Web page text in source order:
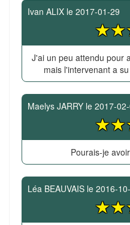
Ivan ALIX le 2017-01-29
J'ai un peu attendu pour
mais l'intervenant a
Maelys JARRY le 2017-
Pourais-je
Léa BEAUVAIS le 2016-